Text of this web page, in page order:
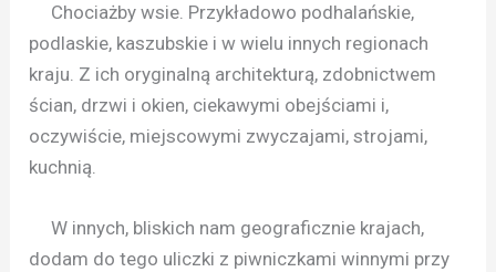
Chociażby wsie. Przykładowo podhalańskie,
podlaskie, kaszubskie i w wielu innych regionach
kraju. Z ich oryginalną architekturą, zdobnictwem
ścian, drzwi i okien, ciekawymi obejściami i,
oczywiście, miejscowymi zwyczajami, strojami,
kuchnią.
W innych, bliskich nam geograficznie krajach,
dodam do tego uliczki z piwniczkami winnymi przy